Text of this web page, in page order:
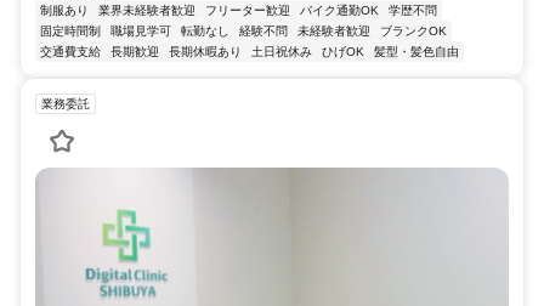
制服あり 業界未経験者歓迎 フリーター歓迎 バイク通勤OK
学歴不問
固定時間制
職場見学可 転勤なし 経験不問 未経験者歓迎
ブランクOK
交通費支給
長期歓迎 長期休暇あり 土日祝休み ひげOK 髪型・髪色自由
業務委託